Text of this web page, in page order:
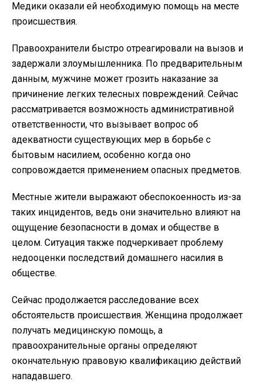
Медики оказали ей необходимую помощь на месте
происшествия.
Правоохранители быстро отреагировали на вызов и
задержали злоумышленника. По предварительным
данным, мужчине может грозить наказание за
причинение легких телесных повреждений. Сейчас
рассматривается возможность административной
ответственности, что вызывает вопрос об
адекватности существующих мер в борьбе с
бытовым насилием, особенно когда оно
сопровождается применением опасных предметов.
Местные жители выражают обеспокоенность из-за
таких инцидентов, ведь они значительно влияют на
ощущение безопасности в домах и обществе в
целом. Ситуация также подчеркивает проблему
недооценки последствий домашнего насилия в
обществе.
Сейчас продолжается расследование всех
обстоятельств происшествия. Женщина продолжает
получать медицинскую помощь, а
правоохранительные органы определяют
окончательную правовую квалификацию действий
нападавшего.